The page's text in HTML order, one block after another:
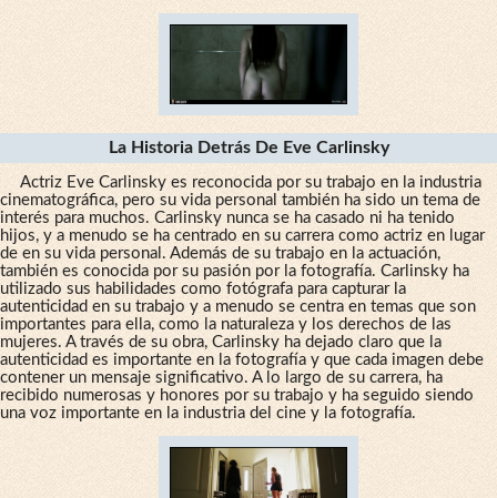
La Historia Detrás De Eve Carlinsky
Actriz Eve Carlinsky es reconocida por su trabajo en la industria
cinematográfica, pero su vida personal también ha sido un tema de
interés para muchos. Carlinsky nunca se ha casado ni ha tenido
hijos, y a menudo se ha centrado en su carrera como actriz en lugar
de en su vida personal. Además de su trabajo en la actuación,
también es conocida por su pasión por la fotografía. Carlinsky ha
utilizado sus habilidades como fotógrafa para capturar la
autenticidad en su trabajo y a menudo se centra en temas que son
importantes para ella, como la naturaleza y los derechos de las
mujeres. A través de su obra, Carlinsky ha dejado claro que la
autenticidad es importante en la fotografía y que cada imagen debe
contener un mensaje significativo. A lo largo de su carrera, ha
recibido numerosas y honores por su trabajo y ha seguido siendo
una voz importante en la industria del cine y la fotografía.